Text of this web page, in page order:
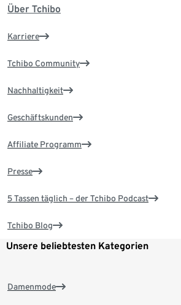
Über Tchibo
Karriere
Tchibo Community
Nachhaltigkeit
Geschäftskunden
Affiliate Programm
Presse
5 Tassen täglich – der Tchibo Podcast
Tchibo Blog
Unsere beliebtesten Kategorien
Damenmode